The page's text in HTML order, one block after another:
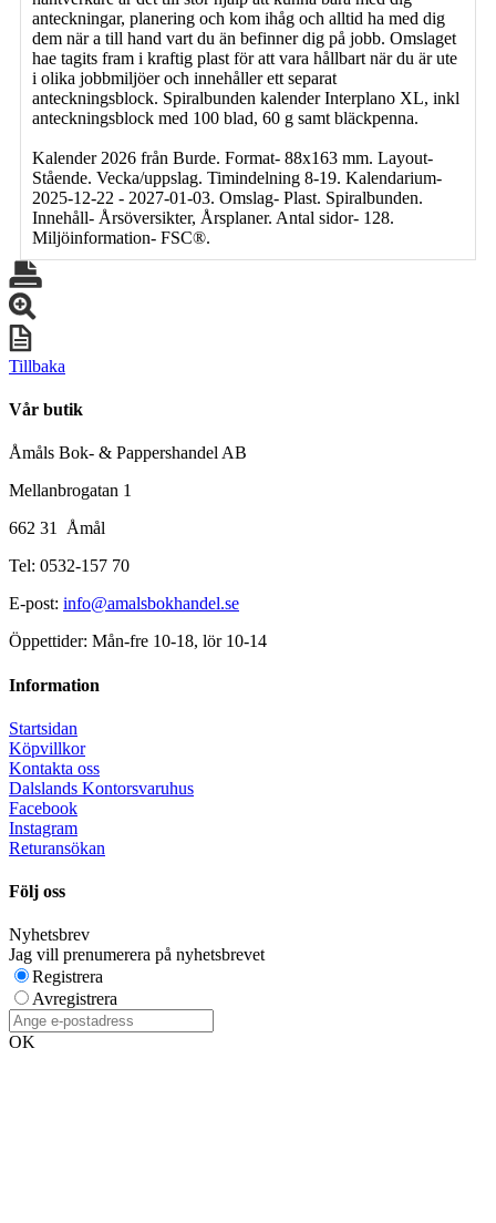
anteckningar, planering och kom ihåg och alltid ha med dig
dem när a till hand vart du än befinner dig på jobb. Omslaget
hae tagits fram i kraftig plast för att vara hållbart när du är ute
i olika jobbmiljöer och innehåller ett separat
anteckningsblock. Spiralbunden kalender Interplano XL, inkl
anteckningsblock med 100 blad, 60 g samt bläckpenna.
Kalender 2026 från Burde. Format- 88x163 mm. Layout-
Stående. Vecka/uppslag. Timindelning 8-19. Kalendarium-
2025-12-22 - 2027-01-03. Omslag- Plast. Spiralbunden.
Innehåll- Årsöversikter, Årsplaner. Antal sidor- 128.
Miljöinformation- FSC®.
Tillbaka
Vår butik
Åmåls Bok- & Pappershandel AB
Mellanbrogatan 1
662 31 Åmål
Tel: 0532-157 70
E-post: info@amalsbokhandel.se
Öppettider: Mån-fre 10-18, lör 10-14
Information
Startsidan
Köpvillkor
Kontakta oss
Dalslands Kontorsvaruhus
Facebook
Instagram
Returansökan
Följ oss
Nyhetsbrev
Jag vill prenumerera på nyhetsbrevet
Registrera
Avregistrera
OK